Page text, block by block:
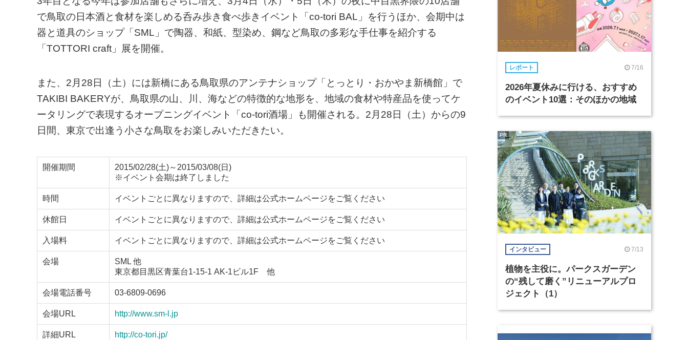
で鳥取の日本酒と食材を楽しめる呑み歩き食べ歩きイベント「co-tori BAL」を行うほか、会期中は
器と道具のショップ「SML」で陶器、和紙、型染め、鋼など鳥取の多彩な手仕事を紹介する
「TOTTORI craft」展を開催。
また、2月28日（土）には新橋にある鳥取県のアンテナショップ「とっとり・おかやま新橋館」で
TAKIBI BAKERYが、鳥取県の山、川、海などの特徴的な地形を、地域の食材や特産品を使ってケ
ータリングで表現するオープニングイベント「co-tori酒場」も開催される。2月28日（土）からの9
日間、東京で出逢う小さな鳥取をお楽しみいただきたい。
開催期間
2015/02/28(土)～2015/03/08(日)
※イベント会期は終了しました
時間 イベントごとに異なりますので、詳細は公式ホームページをご覧ください
休館日 イベントごとに異なりますので、詳細は公式ホームページをご覧ください
入場料 イベントごとに異なりますので、詳細は公式ホームページをご覧ください
会場
SML 他
東京都目黒区青葉台1-15-1 AK-1ビル1F 他
会場電話番号 03-6809-0696
会場URL http://www.sm-l.jp
詳細URL http://co-tori.jp/
レポート 7/16
2026年夏休みに行ける、おすすめ
のイベント10選：そのほかの地域
インタビュー 7/13
植物を主役に。パークスガーデン
の“残して磨く”リニューアルプロ
ジェクト（1）
PR